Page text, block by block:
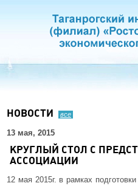
НОВОСТИ все
13 мая, 2015
КРУГЛЫЙ СТОЛ С
АССОЦИАЦИИ
12 мая 2015г. в рамках